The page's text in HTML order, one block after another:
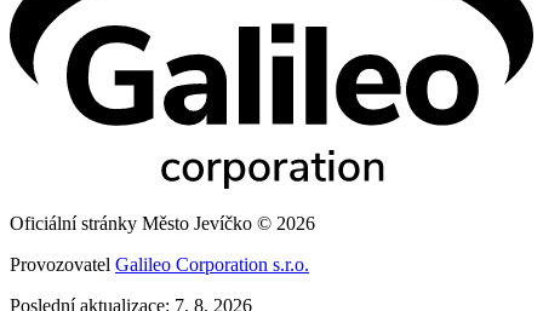
Oficiální stránky Město Jevíčko © 2026
Provozovatel Galileo Corporation s.r.o.
Poslední aktualizace: 7. 8. 2026